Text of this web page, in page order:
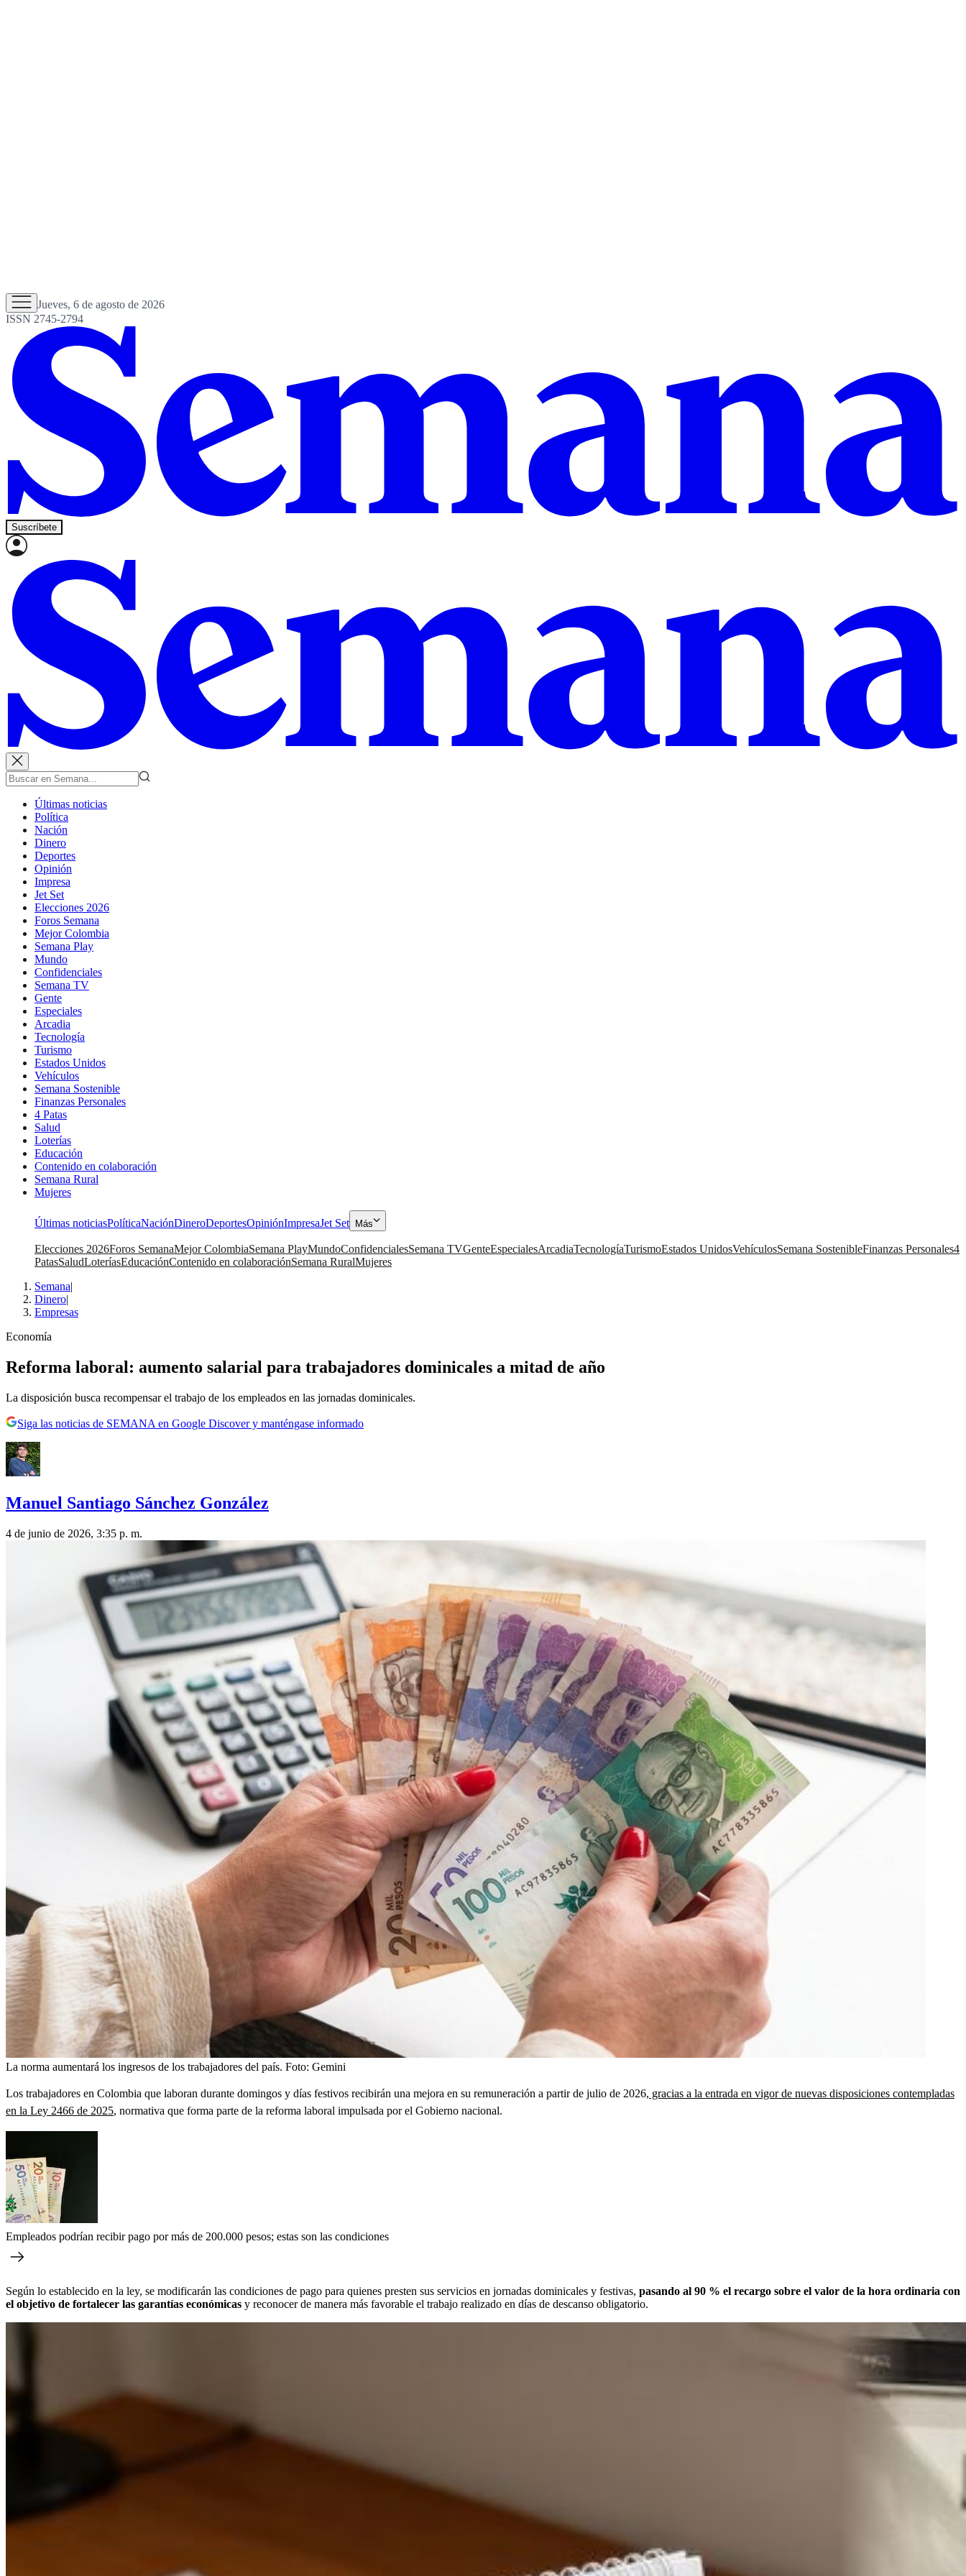
Jueves, 6 de agosto de 2026
ISSN 2745-2794
Suscríbete
Últimas noticias
Política
Nación
Dinero
Deportes
Opinión
Impresa
Jet Set
Elecciones 2026
Foros Semana
Mejor Colombia
Semana Play
Mundo
Confidenciales
Semana TV
Gente
Especiales
Arcadia
Tecnología
Turismo
Estados Unidos
Vehículos
Semana Sostenible
Finanzas Personales
4 Patas
Salud
Loterías
Educación
Contenido en colaboración
Semana Rural
Mujeres
Últimas noticiasPolíticaNaciónDineroDeportesOpiniónImpresaJet Set Más
Elecciones 2026Foros SemanaMejor ColombiaSemana PlayMundoConfidencialesSemana TVGenteEspecialesArcadiaTecnologíaTurismoEstados UnidosVehículosSemana SostenibleFinanzas Personales4
PatasSaludLoteríasEducaciónContenido en colaboraciónSemana RuralMujeres
Semana|
Dinero|
Empresas
Economía
Reforma laboral: aumento salarial para trabajadores dominicales a mitad de año
La disposición busca recompensar el trabajo de los empleados en las jornadas dominicales.
Siga las noticias de SEMANA en Google Discover y manténgase informado
Manuel Santiago Sánchez González
4 de junio de 2026, 3:35 p. m.
La norma aumentará los ingresos de los trabajadores del país. Foto: Gemini
Los trabajadores en Colombia que laboran durante domingos y días festivos recibirán una mejora en su remuneración a partir de julio de 2026, gracias a la entrada en vigor de nuevas disposiciones contempladas
en la Ley 2466 de 2025, normativa que forma parte de la reforma laboral impulsada por el Gobierno nacional.
Empleados podrían recibir pago por más de 200.000 pesos; estas son las condiciones
Según lo establecido en la ley, se modificarán las condiciones de pago para quienes presten sus servicios en jornadas dominicales y festivas, pasando al 90 % el recargo sobre el valor de la hora ordinaria con
el objetivo de fortalecer las garantías económicas y reconocer de manera más favorable el trabajo realizado en días de descanso obligatorio.